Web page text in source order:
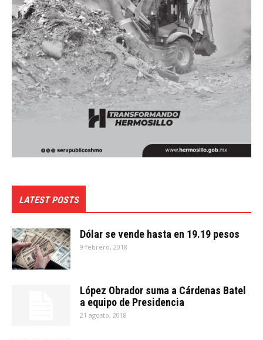
LATEST POSTS
Dólar se vende hasta en 19.19 pesos
9 febrero, 2018
López Obrador suma a Cárdenas Batel
a equipo de Presidencia
21 agosto, 2018